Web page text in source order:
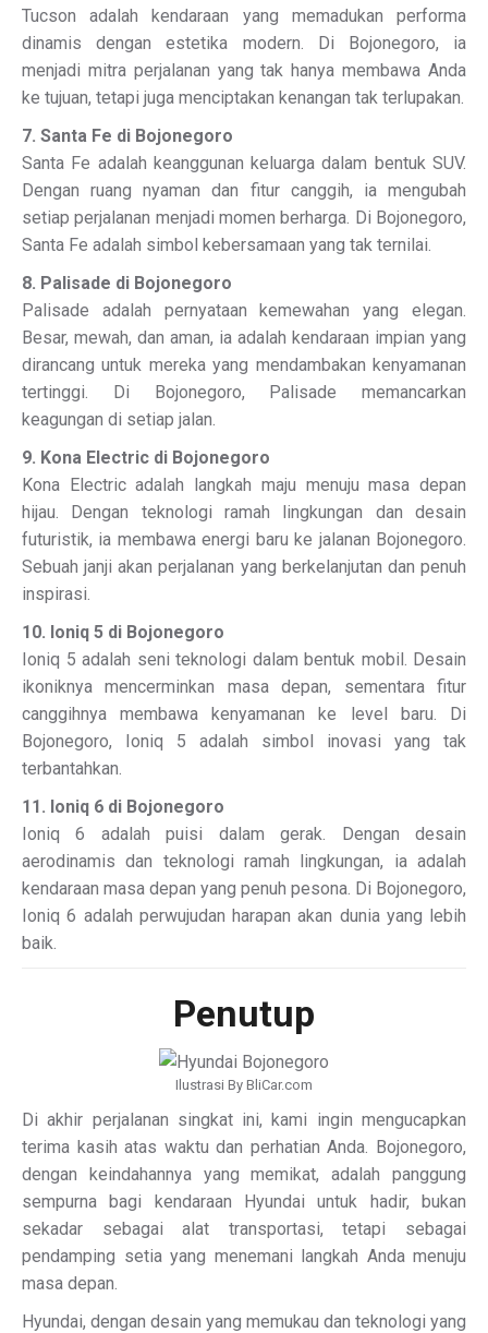
Tucson adalah kendaraan yang memadukan performa
dinamis dengan estetika modern. Di Bojonegoro, ia
menjadi mitra perjalanan yang tak hanya membawa Anda
ke tujuan, tetapi juga menciptakan kenangan tak terlupakan.
7. Santa Fe di Bojonegoro
Santa Fe adalah keanggunan keluarga dalam bentuk SUV.
Dengan ruang nyaman dan fitur canggih, ia mengubah
setiap perjalanan menjadi momen berharga. Di Bojonegoro,
Santa Fe adalah simbol kebersamaan yang tak ternilai.
8. Palisade di Bojonegoro
Palisade adalah pernyataan kemewahan yang elegan.
Besar, mewah, dan aman, ia adalah kendaraan impian yang
dirancang untuk mereka yang mendambakan kenyamanan
tertinggi. Di Bojonegoro, Palisade memancarkan
keagungan di setiap jalan.
9. Kona Electric di Bojonegoro
Kona Electric adalah langkah maju menuju masa depan
hijau. Dengan teknologi ramah lingkungan dan desain
futuristik, ia membawa energi baru ke jalanan Bojonegoro.
Sebuah janji akan perjalanan yang berkelanjutan dan penuh
inspirasi.
10. Ioniq 5 di Bojonegoro
Ioniq 5 adalah seni teknologi dalam bentuk mobil. Desain
ikoniknya mencerminkan masa depan, sementara fitur
canggihnya membawa kenyamanan ke level baru. Di
Bojonegoro, Ioniq 5 adalah simbol inovasi yang tak
terbantahkan.
11. Ioniq 6 di Bojonegoro
Ioniq 6 adalah puisi dalam gerak. Dengan desain
aerodinamis dan teknologi ramah lingkungan, ia adalah
kendaraan masa depan yang penuh pesona. Di Bojonegoro,
Ioniq 6 adalah perwujudan harapan akan dunia yang lebih
baik.
Penutup
Ilustrasi By BliCar.com
Di akhir perjalanan singkat ini, kami ingin mengucapkan
terima kasih atas waktu dan perhatian Anda. Bojonegoro,
dengan keindahannya yang memikat, adalah panggung
sempurna bagi kendaraan Hyundai untuk hadir, bukan
sekadar sebagai alat transportasi, tetapi sebagai
pendamping setia yang menemani langkah Anda menuju
masa depan.
Hyundai, dengan desain yang memukau dan teknologi yang